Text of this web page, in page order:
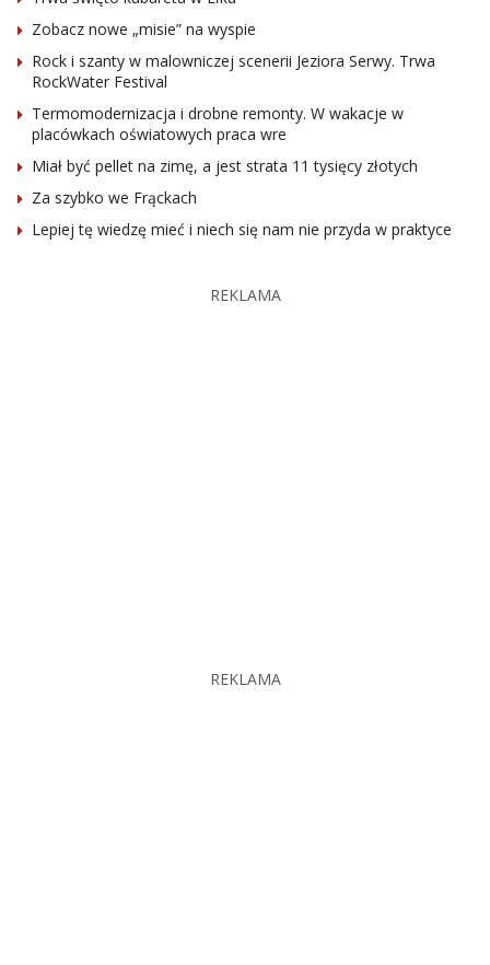
Zobacz nowe „misie” na wyspie
Rock i szanty w malowniczej scenerii Jeziora Serwy. Trwa
RockWater Festival
Termomodernizacja i drobne remonty. W wakacje w
placówkach oświatowych praca wre
Miał być pellet na zimę, a jest strata 11 tysięcy złotych
Za szybko we Frąckach
Lepiej tę wiedzę mieć i niech się nam nie przyda w praktyce
REKLAMA
REKLAMA